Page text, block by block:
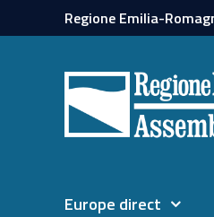
Regione Emilia-
Europe direct